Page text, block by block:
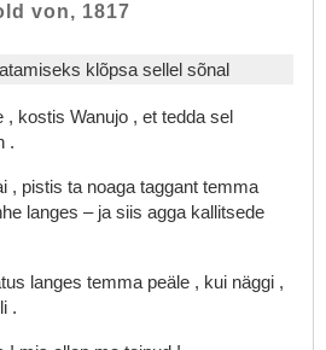
von, 1817
klõpsa sellel sõnal
, kostis Wanujo , et tedda sel
.
, pistis ta noaga taggant temma
langes – ja siis agga kallitsede
langes temma peäle , kui näggi ,
.